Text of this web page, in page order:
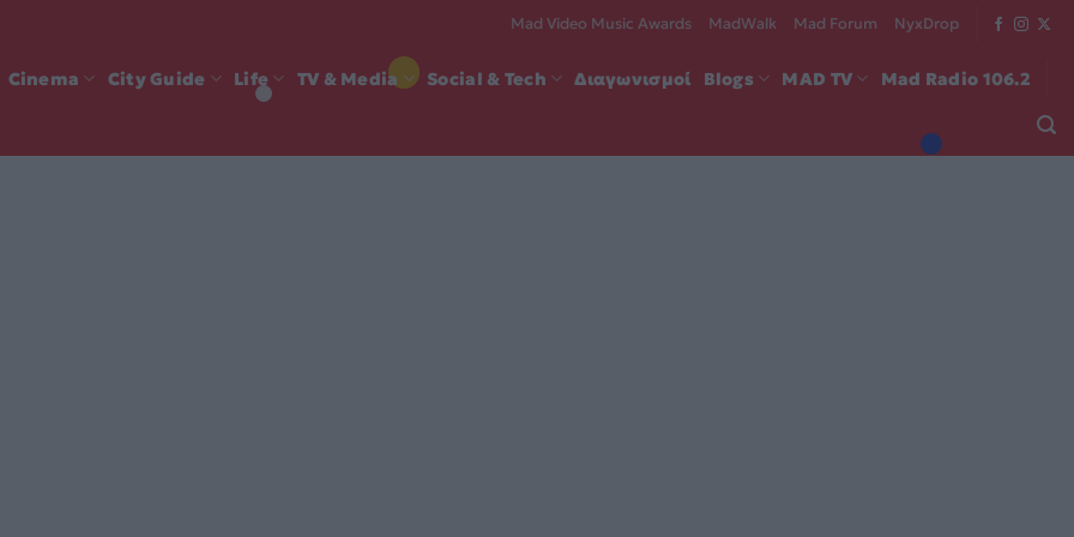
Mad Video Music Awards MadWalk Mad Forum NyxDrop
Cinema City Guide Life TV & Media Social & Tech Διαγωνισμοί Blogs MAD TV Mad Radio 106.2